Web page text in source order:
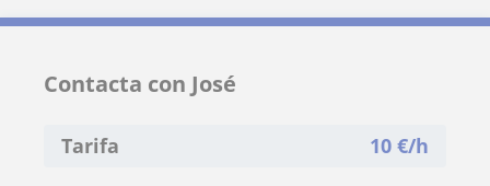
Contacta con José
Tarifa 10 €/h